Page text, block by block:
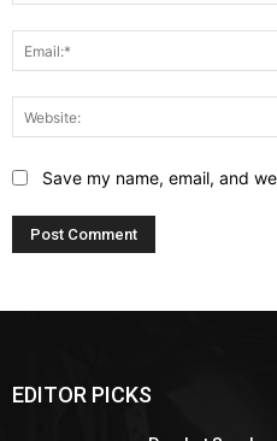
Save my name, email, and
EDITOR PICKS